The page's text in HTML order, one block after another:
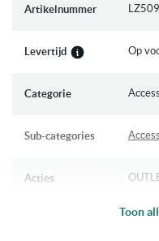
Artikelnummer
Levertijd Op
Categorie
Sub-categories
Acties
Toon